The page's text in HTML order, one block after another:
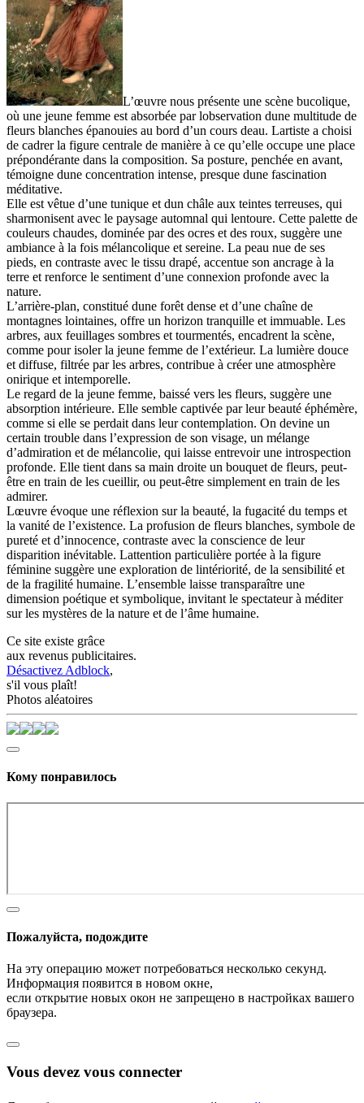
L’œuvre nous présente une scène bucolique,
où une jeune femme est absorbée par lobservation dune multitude de
fleurs blanches épanouies au bord d’un cours deau. Lartiste a choisi
de cadrer la figure centrale de manière à ce qu’elle occupe une place
prépondérante dans la composition. Sa posture, penchée en avant,
témoigne dune concentration intense, presque dune fascination
méditative.
Elle est vêtue d’une tunique et dun châle aux teintes terreuses, qui
sharmonisent avec le paysage automnal qui lentoure. Cette palette de
couleurs chaudes, dominée par des ocres et des roux, suggère une
ambiance à la fois mélancolique et sereine. La peau nue de ses
pieds, en contraste avec le tissu drapé, accentue son ancrage à la
terre et renforce le sentiment d’une connexion profonde avec la
nature.
L’arrière-plan, constitué dune forêt dense et d’une chaîne de
montagnes lointaines, offre un horizon tranquille et immuable. Les
arbres, aux feuillages sombres et tourmentés, encadrent la scène,
comme pour isoler la jeune femme de l’extérieur. La lumière douce
et diffuse, filtrée par les arbres, contribue à créer une atmosphère
onirique et intemporelle.
Le regard de la jeune femme, baissé vers les fleurs, suggère une
absorption intérieure. Elle semble captivée par leur beauté éphémère,
comme si elle se perdait dans leur contemplation. On devine un
certain trouble dans l’expression de son visage, un mélange
d’admiration et de mélancolie, qui laisse entrevoir une introspection
profonde. Elle tient dans sa main droite un bouquet de fleurs, peut-
être en train de les cueillir, ou peut-être simplement en train de les
admirer.
Lœuvre évoque une réflexion sur la beauté, la fugacité du temps et
la vanité de l’existence. La profusion de fleurs blanches, symbole de
pureté et d’innocence, contraste avec la conscience de leur
disparition inévitable. Lattention particulière portée à la figure
féminine suggère une exploration de lintériorité, de la sensibilité et
de la fragilité humaine. L’ensemble laisse transparaître une
dimension poétique et symbolique, invitant le spectateur à méditer
sur les mystères de la nature et de l’âme humaine.
Ce site existe grâce
aux revenus publicitaires.
Désactivez Adblock,
s'il vous plaît!
Photos aléatoires
Кому понравилось
Пожалуйста, подождите
На эту операцию может потребоваться несколько секунд.
Информация появится в новом окне,
если открытие новых окон не запрещено в настройках вашего
браузера.
Vous devez vous connecter